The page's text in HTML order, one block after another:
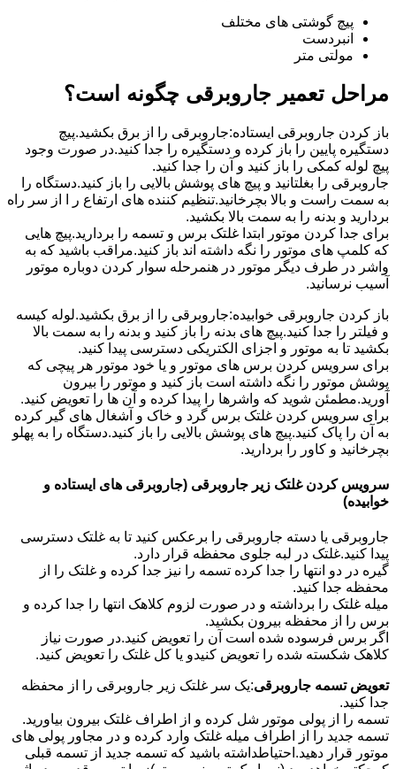
پیچ گوشتی های مختلف
انبردست
مولتی متر
مراحل تعمیر جاروبرقی چگونه است؟
باز کردن جاروبرقی ایستاده:جاروبرقی را از برق بکشید.پیچ
دستگیره پایین را باز کرده و دستگیره را جدا کنید.در صورت وجود
پیچ لوله کمکی را باز کنید و آن را جدا کنید.
جاروبرقی را بغلتانید و پیچ های پوشش بالایی را باز کنید.دستگاه را
به سمت راست و بالا بچرخانید.تنظیم کننده های ارتفاع ر ا از سر راه
بردارید و بدنه را به سمت بالا بکشید.
برای جدا کردن موتور ابتدا غلتک برس و تسمه را بردارید.پیچ هایی
که کلمپ های موتور را نگه داشته اند باز کنید.مراقب باشید که به
واشر در طرف دیگر موتور در هنمرحله سوار کردن دوباره موتور
آسیب نرسانید.
باز کردن جاروبرقی خوابیده:جاروبرقی را از برق بکشید.لوله کیسه
و فیلتر را جدا کنید.پیچ های بدنه را باز کنید و بدنه را به سمت بالا
بکشید تا به موتور و اجزای الکتریکی دسترسی پیدا کنید.
برای سرویس کردن برس های موتور و یا خود موتور هر پیچی که
پوشش موتور را نگه داشته است باز کنید و موتور را بیرون
آورید.مطمئن شوید که واشرها را پیدا کرده و آن ها را تعویض کنید.
برای سرویس کردن غلتک برس گرد و خاک و آشغال های گیر کرده
به آن را پاک کنید.پیچ های پوشش بالایی را باز کنید.دستگاه را به پهلو
بچرخانید و کاور را بردارید.
سرویس کردن غلتک زیر جاروبرقی (جاروبرقی های ایستاده و
خوابیده)
جاروبرقی یا دسته جاروبرقی را برعکس کنید تا به غلتک دسترسی
پیدا کنید.غلتک در لبه جلوی محفظه قرار دارد.
گیره در دو انتها را جدا کرده تسمه را نیز جدا کرده و غلتک را از
محفظه جدا کنید.
میله غلتک را برداشته و در صورت لزوم کلاهک انتها را جدا کرده و
برس را از محفظه بیرون بکشید.
اگر برس فرسوده شده است آن را تعویض کنید.در صورت نیاز
کلاهک شکسته شده را تعویض کنیدو یا کل غلتک را تعویض کنید.
تعویض تسمه جاروبرقی:یک سر غلتک زیر جاروبرقی را از محفظه
جدا کنید.
تسمه را از پولی موتور شل کرده و از اطراف غلتک بیرون بیاورید.
تسمه جدید را از اطراف میله غلتک وارد کرده و در مجاور پولی های
موتور قرار دهید.احتیاطداشته باشید که تسمه جدید از تسمه قبلی